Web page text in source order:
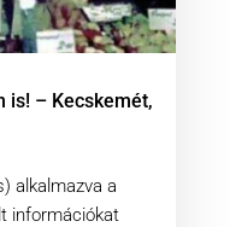
is! – Kecskemét,
alkalmazva a
információkat